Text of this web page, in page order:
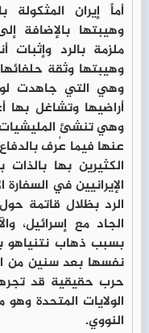
أماً إيران المثكولة
وهيبتها بالإضافة
ملزمة بالرد وإثبات
وهيبتها وثقة
وهي التي جاهدت
أراضيها وتشاغل بها
وهي تنشئ المليشيات
عنها فيما عُرف
الكثيرين بها
الإيرانيين في
الرد بظلال قاتمة
الجاد مع إسرائيل،
بسبب ذهاب نتنياهو
نفسها بعد سنين من
حرب حقيقية قد
الولايات المتحدة وهو
النووي.